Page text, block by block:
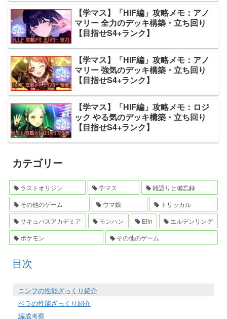
【学マス】「HIF編」攻略メモ：アノ
マリー 全力のデッキ構築・立ち回り
【目指せS4+ランク】
【学マス】「HIF編」攻略メモ：アノ
マリー 強気のデッキ構築・立ち回り
【目指せS4+ランク】
【学マス】「HIF編」攻略メモ：ロジ
ック やる気のデッキ構築・立ち回り
【目指せS4+ランク】
カテゴリー
ラストオリジン 学マス
雑語りと備忘録
その他のゲーム
ウマ娘
トリッカル
サキュバスアカデミア
モンハン Elin
エルデンリング
ポケモン
その他のゲーム
目次
ニンフの性能ざっくり紹介
ベラの性能ざっくり紹介
編成考察